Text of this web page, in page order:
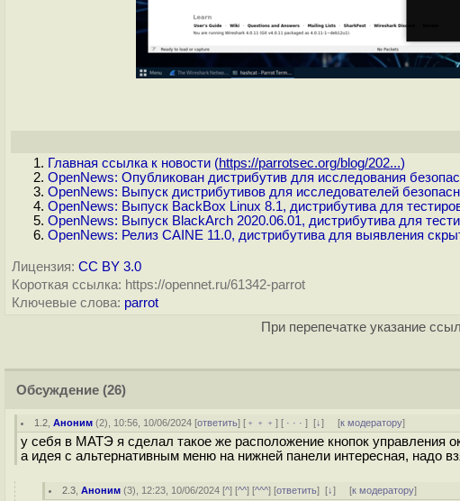
Главная ссылка к новости (https://parrotsec.org/blog/202...)
OpenNews: Опубликован дистрибутив для исследования
OpenNews: Выпуск дистрибутивов для исследователей
OpenNews: Выпуск BackBox Linux 8.1, дистрибутива для
OpenNews: Выпуск BlackArch 2020.06.01, дистрибутива для
OpenNews: Релиз CAINE 11.0, дистрибутива для выявления
Лицензия: CC BY 3.0
Короткая ссылка: https://opennet.ru/61342-parrot
Ключевые слова: parrot
При перепечатке указание
Обсуждение (26)
1.2 ,Аноним (2), 10:56, 10/06/2024 [ответить] [ ﹢﹢﹢] [ · · ·][↓] [к модератору]
у себя в МАТЭ я сделал такое же расположение кнопок управления
а идея с альтернативным меню на нижней панели интересная, надо
2.3 ,Аноним (3), 12:23, 10/06/2024 [^] [^^] [^^^] [ответить][↓] [к модератору]